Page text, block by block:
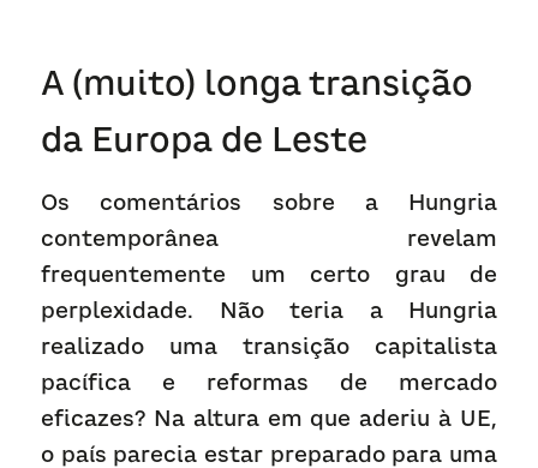
A (muito) longa transição
da Europa de Leste
Os comentários sobre a Hungria
contemporânea revelam
frequentemente um certo grau de
perplexidade. Não teria a Hungria
realizado uma transição capitalista
pacífica e reformas de mercado
eficazes? Na altura em que aderiu à UE,
o país parecia estar preparado para uma